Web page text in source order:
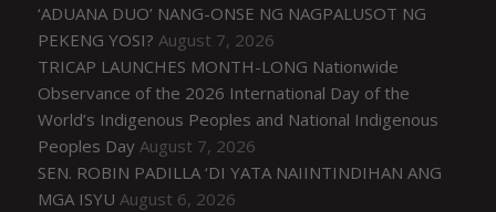
‘ADUANA DUO’ NANG-ONSE NG NAGPALUSOT NG
PEKENG YOSI? August 7, 2026
TRICAP LAUNCHES MONTH-LONG Nationwide
Observance of the 2026 International Day of the
World’s Indigenous Peoples and National Indigenous
Peoples Day August 7, 2026
SEN. ROBIN PADILLA ‘DI YATA NAIINTINDIHAN ANG
MGA ISYU August 6, 2026